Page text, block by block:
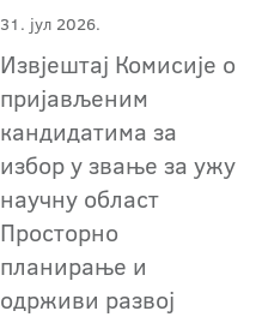
31. јул 2026.
Извјештај Комисије о
пријављеним
кандидатима за
избор у звање за ужу
научну област
Просторно
планирање и
одрживи развој